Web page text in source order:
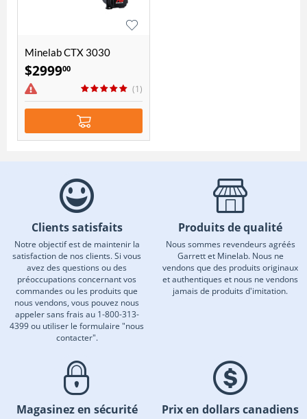
Minelab CTX 3030
$299900
(1)
Clients satisfaits
Notre objectif est de maintenir la
satisfaction de nos clients. Si vous
avez des questions ou des
préoccupations concernant vos
commandes ou les produits que
nous vendons, vous pouvez nous
appeler sans frais au 1-800-313-
4399 ou utiliser le formulaire "nous
contacter".
Produits de qualité
Nous sommes revendeurs agréés
Garrett et Minelab. Nous ne
vendons que des produits originaux
et authentiques et nous ne vendons
jamais de produits d'imitation.
Magasinez en sécurité Prix en dollars canadiens